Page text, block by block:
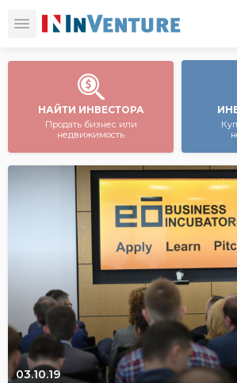
НАЙТИ ИНВЕСТОРА
Продать бизнес или
недвижимость
03.10.19